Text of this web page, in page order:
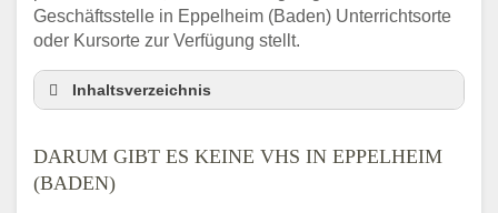
Geschäftsstelle in Eppelheim (Baden) Unterrichtsorte
oder Kursorte zur Verfügung stellt.
Inhaltsverzeichnis
(Baden)
3 schnelle Tipps
DARUM GIBT ES KEINE VHS IN EPPELHEIM
(BADEN)